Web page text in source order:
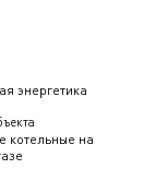
энергетика
котельные на